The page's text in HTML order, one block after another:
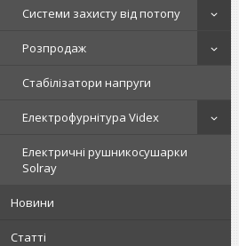
Системи захисту від потопу
Розпродаж
Стабілізатори напруги
Електрофурнітура Videx
Електричні рушникосушарки
Solray
Новини
Статті